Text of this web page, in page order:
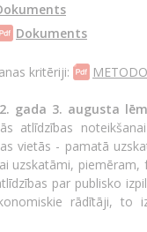
Dokuments
kritēriji:
gada 3. augusta
atlīdzības
vietās - pamatā
uzskatāmi,
par publisko
rādītāji,